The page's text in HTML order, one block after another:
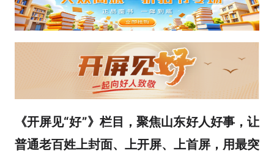
《开屏见“好”》栏目，聚焦山东好人好事，让
普通老百姓上封面、上开屏、上首屏，用最突